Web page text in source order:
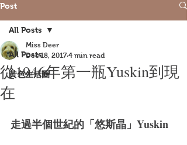
Post
All Posts
黃色生活圈
All Posts
從1946年第一瓶Yuskin到現
在
Miss Deer
Dec 18, 2017 4 min read
走過半個世紀的「悠斯晶」Yuskin